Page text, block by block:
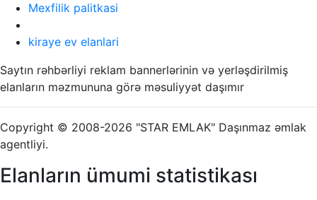
Mexfilik palitkasi
kiraye ev elanlari
Saytın rəhbərliyi reklam bannerlərinin və yerləşdirilmiş
elanların məzmununa görə məsuliyyət daşımır
Copyright © 2008-2026 "STAR EMLAK" Daşınmaz əmlak
agentliyi.
Elanların ümumi statistikası